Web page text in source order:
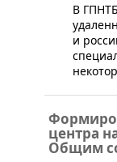
​В
и
центра
Общим